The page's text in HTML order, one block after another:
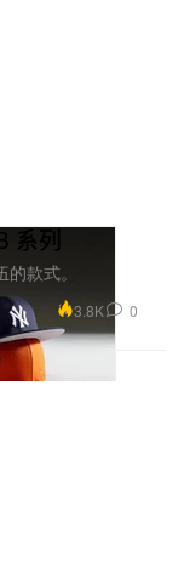
系列
款式。
3.8K 0